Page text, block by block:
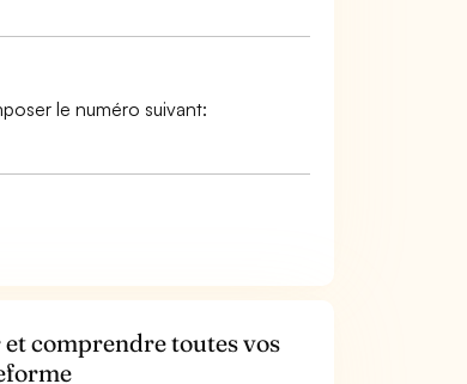
le numéro suivant:
comprendre toutes vos